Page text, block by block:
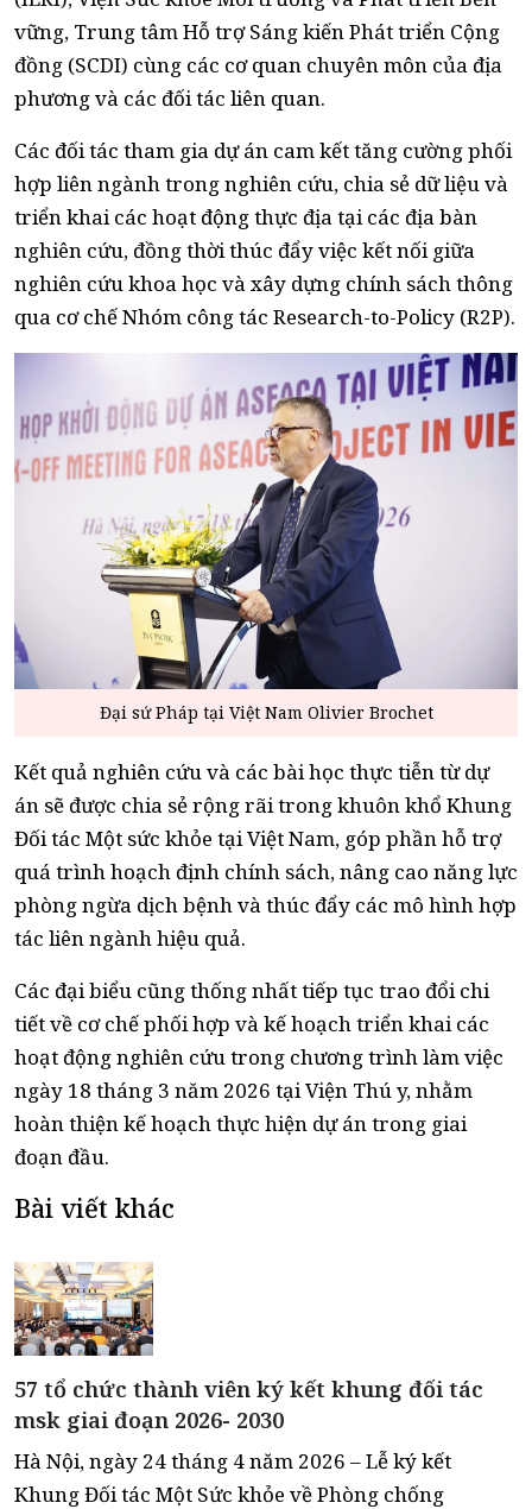
vững, Trung tâm Hỗ trợ Sáng kiến Phát triển Cộng
đồng (SCDI) cùng các cơ quan chuyên môn của địa
phương và các đối tác liên quan.
Các đối tác tham gia dự án cam kết tăng cường phối
hợp liên ngành trong nghiên cứu, chia sẻ dữ liệu và
triển khai các hoạt động thực địa tại các địa bàn
nghiên cứu, đồng thời thúc đẩy việc kết nối giữa
nghiên cứu khoa học và xây dựng chính sách thông
qua cơ chế Nhóm công tác Research-to-Policy (R2P).
Đại sứ Pháp tại Việt Nam Olivier Brochet
Kết quả nghiên cứu và các bài học thực tiễn từ dự
án sẽ được chia sẻ rộng rãi trong khuôn khổ Khung
Đối tác Một sức khỏe tại Việt Nam, góp phần hỗ trợ
quá trình hoạch định chính sách, nâng cao năng lực
phòng ngừa dịch bệnh và thúc đẩy các mô hình hợp
tác liên ngành hiệu quả.
Các đại biểu cũng thống nhất tiếp tục trao đổi chi
tiết về cơ chế phối hợp và kế hoạch triển khai các
hoạt động nghiên cứu trong chương trình làm việc
ngày 18 tháng 3 năm 2026 tại Viện Thú y, nhằm
hoàn thiện kế hoạch thực hiện dự án trong giai
đoạn đầu.
Bài viết khác
57 tổ chức thành viên ký kết khung đối tác
msk giai đoạn 2026- 2030
Hà Nội, ngày 24 tháng 4 năm 2026 – Lễ ký kết
Khung Đối tác Một Sức khỏe về Phòng chống